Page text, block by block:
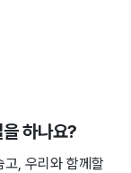
하나요?
, 우리와 함께할